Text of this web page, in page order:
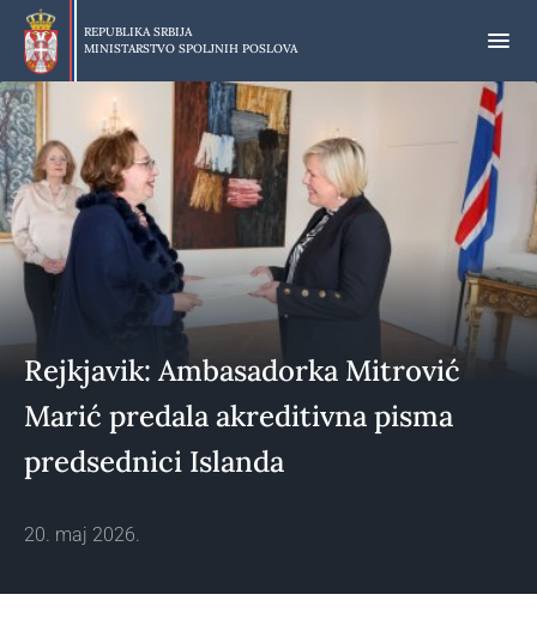
Preskoči
glavni
deo
sadržaja
REPUBLIKA SRBIJA
MINISTARSTVO SPOLJNIH POSLOVA
Rejkjavik: Ambasadorka Mitrović
Marić predala akreditivna pisma
predsednici Islanda
20. maj 2026.